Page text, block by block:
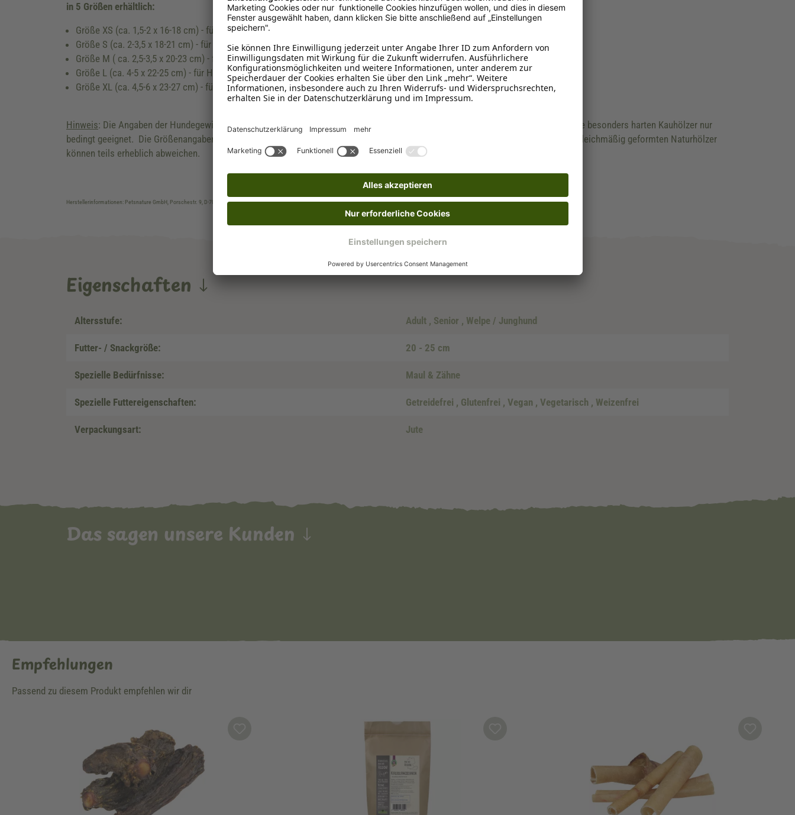
in 5 Größen erhältlich:
Größe XS (ca. 1,5-2 x 16-18 cm) - für Hunde bis 5 kg
Größe S (ca. 2-3,5 x 18-21 cm) - für Hunde bis 10 kg
Größe M ( ca. 2,5-3,5 x 20-23 cm) - für Hunde bis 20 kg
Größe L (ca. 4-5 x 22-25 cm) - für Hunde bis 30 kg
Größe XL (ca. 4,5-6 x 23-27 cm) - für Hunde ab 30 kg
Hinweis: Die Angaben der Hundegewichte dienen nur als grobe Richtwerte Für Welpen und Hunde mit schadhaftem Gebiß sind diese besonders harten Kauhölzer nur
bedingt geeignet. Die Größenangaben der Kauhölzer dienen ebenfalls nur als grobe Anhaltspunkte. Die tatsächlichen Maße der ungleichmäßig geformten Naturhölzer
können teils erheblich abweichen.
Herstellerinformationen: Petsnature GmbH, Porschestr. 9, D-70736 Fellbach, petsnature@petsnature.de
Eigenschaften
Altersstufe: Adult , Senior , Welpe / Junghund
Futter- / Snackgröße: 20 - 25 cm
Spezielle Bedürfnisse: Maul & Zähne
Spezielle Futtereigenschaften: Getreidefrei , Glutenfrei , Vegan , Vegetarisch , Weizenfrei
Verpackungsart: Jute
Das sagen unsere Kunden
Empfehlungen
Passend zu diesem Produkt empfehlen wir dir